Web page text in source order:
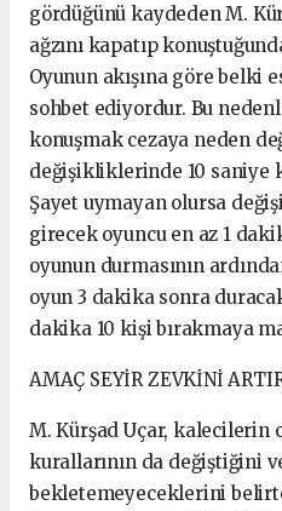
gördüğünü kaydeden M.
ağzını kapatıp
Oyunun akışına göre belki
sohbet ediyordur. Bu
konuşmak cezaya neden
değişikliklerinde 10 saniye
Şayet uymayan olursa
girecek oyuncu en az 1
oyunun durmasının
oyun 3 dakika sonra
dakika 10 kişi bırakmaya
AMAÇ SEYİR ZEVKİNİ
M. Kürşad Uçar, kalecilerin
kurallarının da değiştiğini
bekletemeyeceklerini